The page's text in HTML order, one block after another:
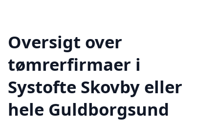
Oversigt over
tømrerfirmaer i
Systofte Skovby eller
hele Guldborgsund